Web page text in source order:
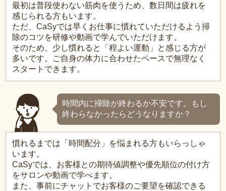
最初は普段使わない筋肉を使うため、数日間は疲れを
感じられる方もいます。
ただ、CaSyでは早くお仕事に慣れていただけるよう掃
除のコツを研修や動画で学んでいただけます。
そのため、少し慣れると「程よい運動」と感じる方が
多いです。ご自身の体力に合わせたペースで無理なく
スタートできます。
時間内に掃除が終わるか不安です。もし
終わらなかったらどうなりますか？
慣れるまでは「時間配分」を悩まれる方もいらっしゃ
います。
CaSyでは、お客様との期待値調整や優先順位の付け方
をサロンや動画で学べます。
また、事前にチャットでお客様のご要望を確認できる